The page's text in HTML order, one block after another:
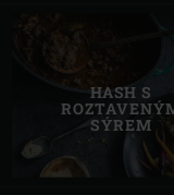
HASH S
SÝREM